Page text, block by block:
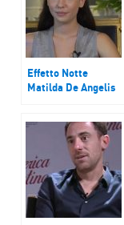
Effetto Notte
Matilda De Angelis